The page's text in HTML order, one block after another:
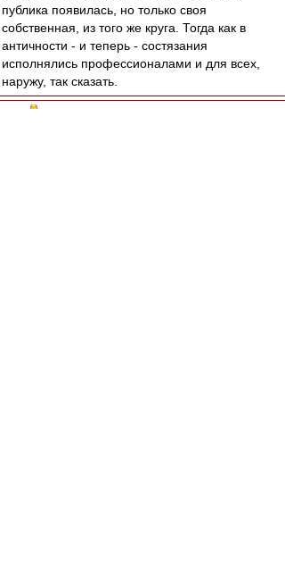
публика появилась, но только своя
собственная, из того же круга. Тогда как в
античности - и теперь - состязания
исполнялись профессионалами и для всех,
наружу, так сказать.